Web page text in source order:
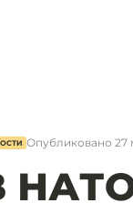
Опубликовано 27